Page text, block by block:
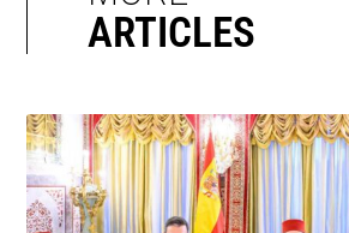
ARTICLES